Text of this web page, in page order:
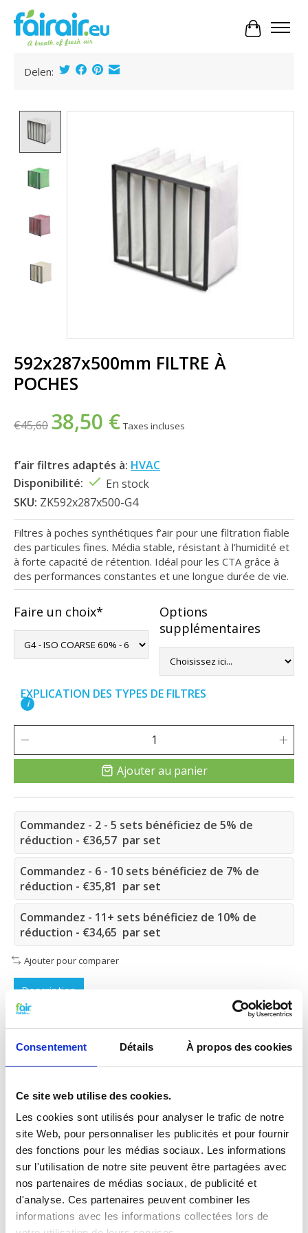
Consentement Détails À propos des cookies
Ce site web utilise des cookies.
Les cookies sont utilisés pour analyser le trafic de notre
site Web, pour personnaliser les publicités et pour fournir
des fonctions pour les médias sociaux. Les informations
sur l'utilisation de notre site peuvent être partagées avec
nos partenaires de médias sociaux, de publicité et
d'analyse. Ces partenaires peuvent combiner les
informations avec les informations collectées lors de
Panier
Delen:
592x287x500mm FILTRE À
POCHES
€45,60 38,50 € Taxes incluses
f’air filtres adaptés à: HVAC
Disponibilité:
En stock
SKU: ZK592x287x500-G4
Filtres à poches synthétiques f’air pour une filtration fiable
des particules fines. Média stable, résistant à l’humidité et
à forte capacité de rétention. Idéal pour les CTA grâce à
des performances constantes et une longue durée de vie.
Faire un choix*
Options
supplémentaires
EXPLICATION DES TYPES DE FILTRES
i
Ajouter au panier
Commandez - 2 - 5 sets bénéficiez de 5% de
réduction - €36,57 par set
Commandez - 6 - 10 sets bénéficiez de 7% de
réduction - €35,81 par set
Commandez - 11+ sets bénéficiez de 10% de
réduction - €34,65 par set
Ajouter pour comparer
Description
Filtre à poches
synthétique –
592x287x500 mm – 3
ou 4 poches
Cefiltre à poches synthétiqueau format
592x287x500mmavec6 ou 8 pochesest conçu
pour unefiltration fiable des particules fines
dans les CTA et systèmes HVAC professionnels.
Lemédia filtrant synthétique et stableassure un
débit d’air constant ainsi qu’une bonne capacité de